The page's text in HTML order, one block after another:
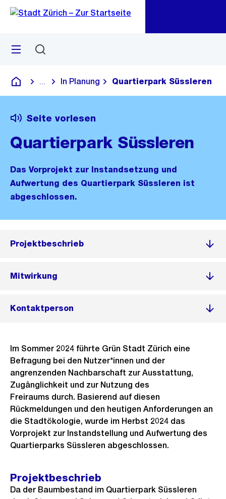
Navigation
Sprunglink
Menü
Deutsch
Blende alle Breadcrumbs ein
In Planung Quartierpark Süssleren
Seite vorlesen
Quartierpark Süssleren
Das Vorprojekt zur Instandsetzung und
Aufwertung des Quartierpark Süssleren ist
abgeschlossen.
Projektbeschrieb
Mitwirkung
Kontaktperson
Im Sommer 2024 führte Grün Stadt Zürich eine
Befragung bei den Nutzer*innen und der
angrenzenden Nachbarschaft zur Ausstattung,
Zugänglichkeit und zur Nutzung des
Freiraums durch. Basierend auf diesen
Rückmeldungen und den heutigen Anforderungen an
die Stadtökologie, wurde im Herbst 2024 das
Vorprojekt zur Instandstellung und Aufwertung des
Quartierparks Süssleren abgeschlossen.
Projektbeschrieb
Da der Baumbestand im Quartierpark Süssleren